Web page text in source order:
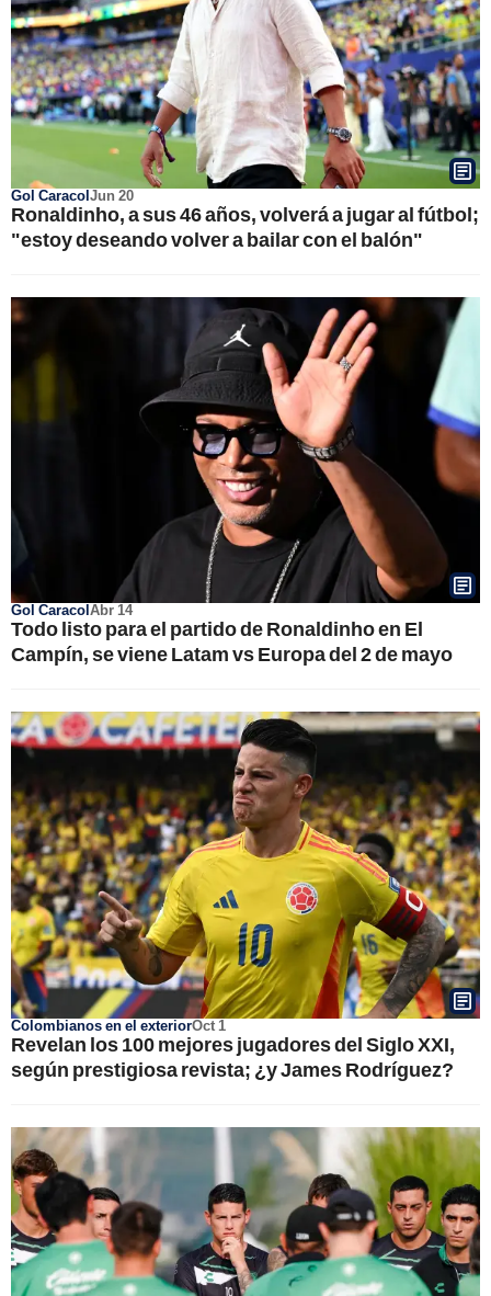
Gol CaracolJun 20
Ronaldinho, a sus 46 años, volverá a jugar al fútbol;
"estoy deseando volver a bailar con el balón"
Gol CaracolAbr 14
Todo listo para el partido de Ronaldinho en El
Campín, se viene Latam vs Europa del 2 de mayo
Colombianos en el exteriorOct 1
Revelan los 100 mejores jugadores del Siglo XXI,
según prestigiosa revista; ¿y James Rodríguez?